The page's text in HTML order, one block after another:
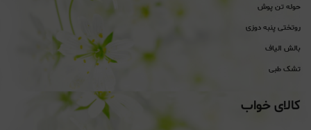
حوله تن پوش
روتختی پنبه دوزی
بالش الیاف
تشک طبی
کالای خواب